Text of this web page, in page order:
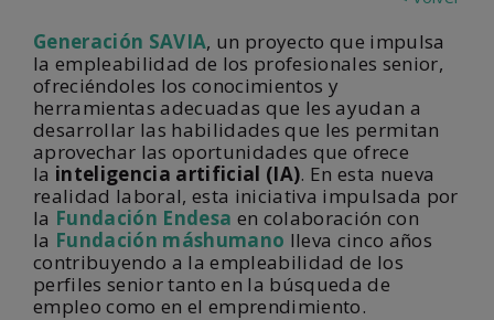
Generación SAVIA, un proyecto que impulsa
la empleabilidad de los profesionales senior,
ofreciéndoles los conocimientos y
herramientas adecuadas que les ayudan a
desarrollar las habilidades que les permitan
aprovechar las oportunidades que ofrece
la inteligencia artificial (IA). En esta nueva
realidad laboral, esta iniciativa impulsada por
la Fundación Endesa en colaboración con
la Fundación máshumano lleva cinco años
contribuyendo a la empleabilidad de los
perfiles senior tanto en la búsqueda de
empleo como en el emprendimiento.